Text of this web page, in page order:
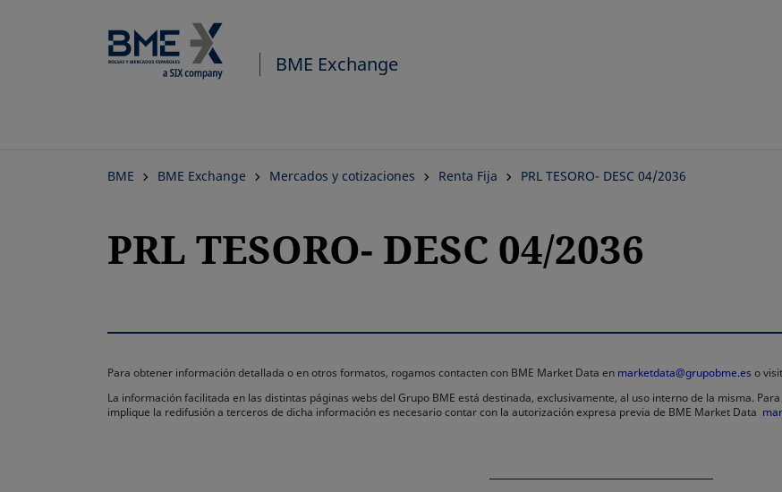
BME Exchange
BME BME Exchange Mercados y cotizaciones Renta Fija PRL TESORO- DESC 04/2036
PRL TESORO- DESC 04/2036
Para obtener información detallada o en otros formatos, rogamos contacten con BME Market Data en marketdata@grupobme.es o
La información facilitada en las distintas páginas webs del Grupo BME está destinada, exclusivamente, al uso interno de la misma.
implique la redifusión a terceros de dicha información es necesario contar con la autorización expresa previa de BME Market Data